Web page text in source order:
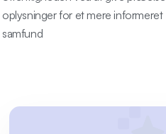
oplysninger for et mere informeret
samfund